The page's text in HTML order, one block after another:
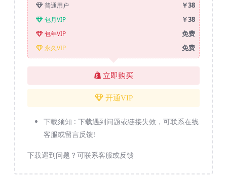
普通用户 ￥38
包月VIP ￥38
包年VIP 免费
永久VIP 免费
立即购买
开通VIP
下载须知 : 下载遇到问题或链接失效，可联系在线
客服或留言反馈!
下载遇到问题？可联系客服或反馈